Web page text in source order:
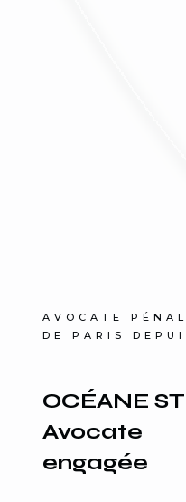
AVOCATE
DE PARIS
OCÉANE
engagée